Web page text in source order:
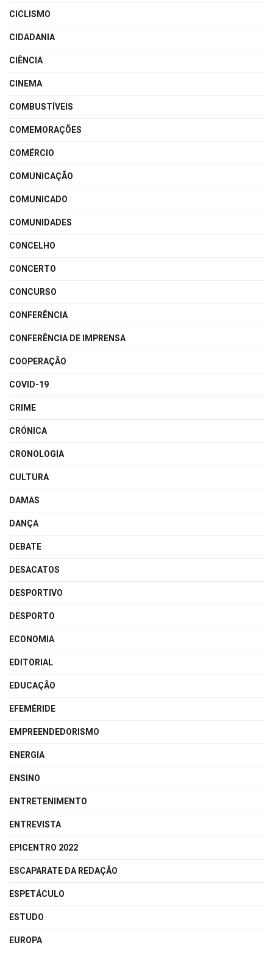
CICLISMO
CIDADANIA
CIÊNCIA
CINEMA
COMBUSTÍVEIS
COMEMORAÇÕES
COMÉRCIO
COMUNICAÇÃO
COMUNICADO
COMUNIDADES
CONCELHO
CONCERTO
CONCURSO
CONFERÊNCIA
CONFERÊNCIA DE IMPRENSA
COOPERAÇÃO
COVID-19
CRIME
CRÓNICA
CRONOLOGIA
CULTURA
DAMAS
DANÇA
DEBATE
DESACATOS
DESPORTIVO
DESPORTO
ECONOMIA
EDITORIAL
EDUCAÇÃO
EFEMÉRIDE
EMPREENDEDORISMO
ENERGIA
ENSINO
ENTRETENIMENTO
ENTREVISTA
EPICENTRO 2022
ESCAPARATE DA REDAÇÃO
ESPETÁCULO
ESTUDO
EUROPA